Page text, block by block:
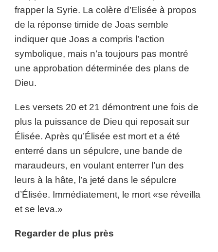
frapper la Syrie. La colère d’Elisée à propos
de la réponse timide de Joas semble
indiquer que Joas a compris l’action
symbolique, mais n’a toujours pas montré
une approbation déterminée des plans de
Dieu.
Les versets 20 et 21 démontrent une fois de
plus la puissance de Dieu qui reposait sur
Élisée. Après qu’Élisée est mort et a été
enterré dans un sépulcre, une bande de
maraudeurs, en voulant enterrer l’un des
leurs à la hâte, l’a jeté dans le sépulcre
d’Élisée. Immédiatement, le mort «se réveilla
et se leva.»
Regarder de plus près